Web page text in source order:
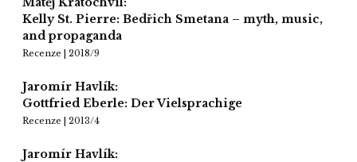
Kelly St. Pierre: Bedřich Smetana – myth, music,
and propaganda
Recenze | 2018/9
Jaromír Havlík:
Gottfried Eberle: Der Vielsprachige
Recenze | 2013/4
Jaromír Havlík: